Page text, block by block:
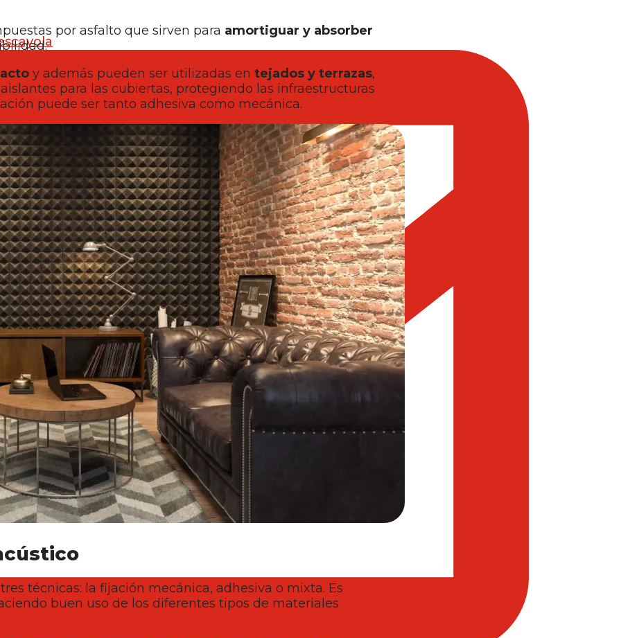
por asfalto que sirven para amortiguar y absorber
y además pueden ser utilizadas en tejados y terrazas,
para las cubiertas, protegiendo las infraestructuras
puede ser tanto adhesiva como mecánica.
técnicas: la fijación mecánica, adhesiva o mixta. Es
buen uso de los diferentes tipos de materiales